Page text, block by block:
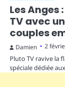
Les Anges
TV avec
couples
Damien 2
Pluto TV ravive la
spéciale dédiée